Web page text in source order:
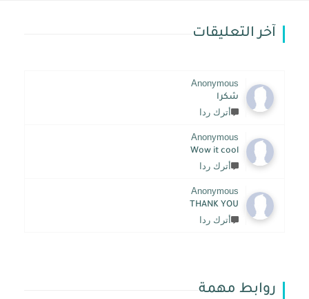
آخر التعليقات
Anonymous
شكرا
أترك ردا
Anonymous
Wow it cool
أترك ردا
Anonymous
THANK YOU
أترك ردا
روابط مهمة